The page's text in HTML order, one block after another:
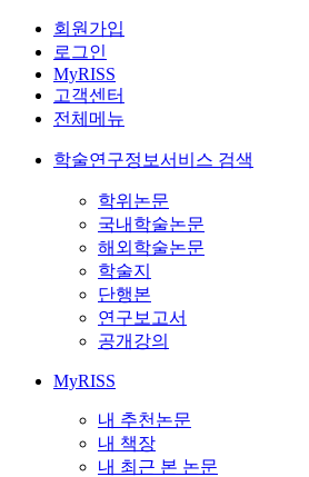
회원가입
로그인
MyRISS
고객센터
전체메뉴
학술연구정보서비스 검색
학위논문
국내학술논문
해외학술논문
학술지
단행본
연구보고서
공개강의
MyRISS
내 추천논문
내 책장
내 최근 본 논문